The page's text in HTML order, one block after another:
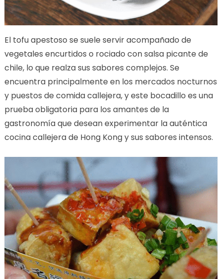
El tofu apestoso se suele servir acompañado de
vegetales encurtidos o rociado con salsa picante de
chile, lo que realza sus sabores complejos. Se
encuentra principalmente en los mercados nocturnos
y puestos de comida callejera, y este bocadillo es una
prueba obligatoria para los amantes de la
gastronomía que desean experimentar la auténtica
cocina callejera de Hong Kong y sus sabores intensos.